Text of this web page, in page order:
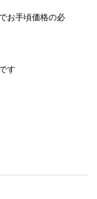
お手頃価格の必
す